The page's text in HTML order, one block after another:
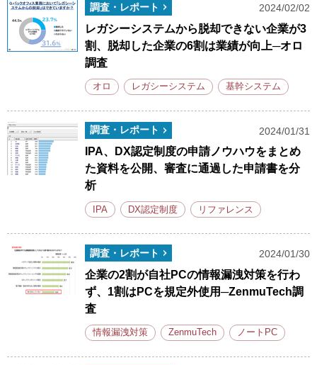
調査・レポート 2024/02/02
レガシーシステムから脱却できない企業が3
割、脱却した企業の6割は業績が向上─オロ
調査
オロ レガシーシステム 基幹システム
調査・レポート 2024/01/31
IPA、DX認定制度の申請ノウハウをまとめ
た資料を公開、審査に通過した申請書を分
析
IPA DX認定制度 リファレンス
調査・レポート 2024/01/30
企業の2割が自社PCの情報漏洩対策を行わ
ず、1割はPCを規定外使用─ZenmuTech調
査
情報漏洩対策 ZenmuTech ノートPC